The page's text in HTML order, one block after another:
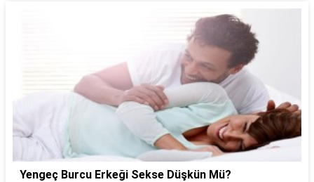
Yengeç Burcu Erkeği Sekse Düşkün Mü?